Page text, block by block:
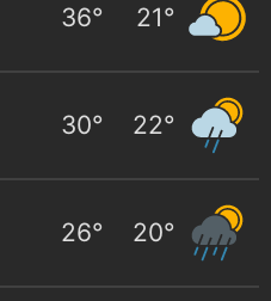
36° 21°
30° 22°
26° 20°